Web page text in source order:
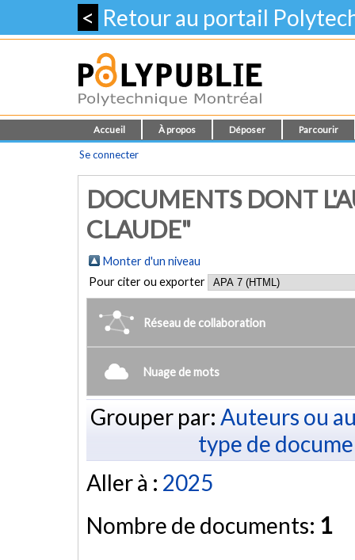
< Retour au portail
Accueil À propos Déposer Parcourir
Se connecter
DOCUMENTS DONT
CLAUDE"
Monter d'un niveau
Pour citer ou exporter
Réseau de collaboration
Nuage de mots
Grouper par: Auteurs ou
type de
Aller à : 2025
Nombre de documents: 1